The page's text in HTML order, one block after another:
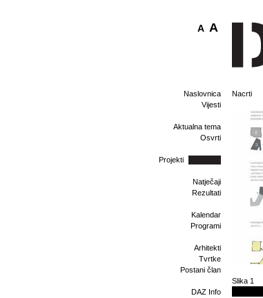
A A
Naslovnica
Vijesti
Aktualna tema
Osvrti
Projekti
Natječaji
Rezultati
Kalendar
Programi
Arhitekti
Tvrtke
Postani član
DAZ Info
Nacrti
Slika 1